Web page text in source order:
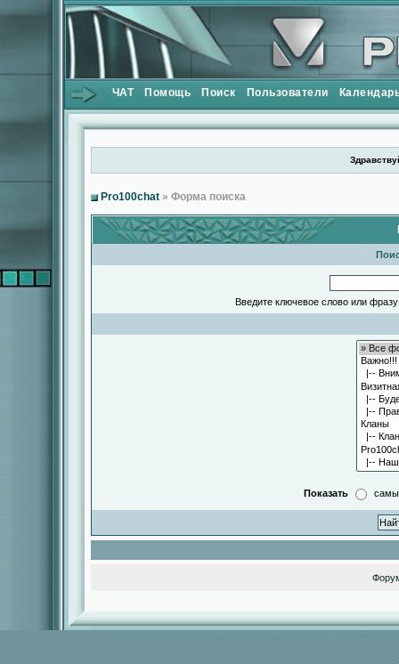
ЧАТ Помощь Поиск Пользователи
Pro100chat » Форма поиска
Введите ключевое слово или
Показать